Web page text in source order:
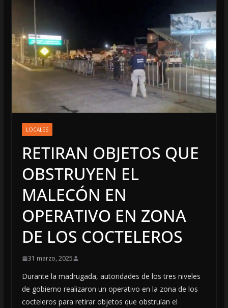
LOCALES
RETIRAN OBJETOS QUE
OBSTRUYEN EL
MALECÓN EN
OPERATIVO EN ZONA
DE LOS COCTELEROS
31 marzo, 2025
Durante la madrugada, autoridades de los tres niveles
de gobierno realizaron un operativo en la zona de los
cocteleros para retirar objetos que obstruían el